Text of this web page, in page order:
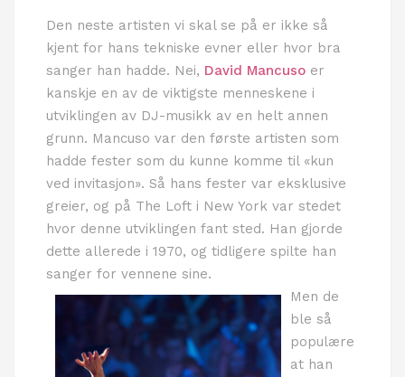
Den neste artisten vi skal se på er ikke så
kjent for hans tekniske evner eller hvor bra
sanger han hadde. Nei, David Mancuso er
kanskje en av de viktigste menneskene i
utviklingen av DJ-musikk av en helt annen
grunn. Mancuso var den første artisten som
hadde fester som du kunne komme til «kun
ved invitasjon». Så hans fester var eksklusive
greier, og på The Loft i New York var stedet
hvor denne utviklingen fant sted. Han gjorde
dette allerede i 1970, og tidligere spilte han
sanger for vennene sine.
Men de
ble så
populære
at han